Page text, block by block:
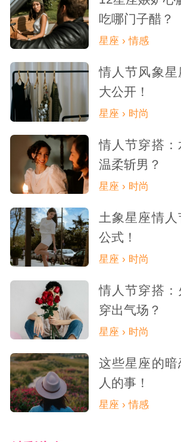
契和信任。
手座的男生，与他们建立良好
要保持平衡，既要尊重他们的
给予他们适当的关注和关心。
吃哪门子醋？
星座 › 情感
情人节风象
大公开！
星座 › 时尚
情人节穿搭
温柔斩男？
星座 › 时尚
土象星座情
公式！
星座 › 时尚
情人节穿搭
穿出气场？
星座 › 时尚
这些星座的
人的事！
星座 › 情感